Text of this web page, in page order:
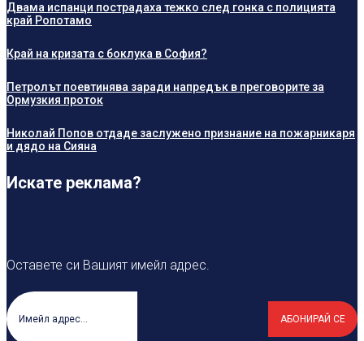
Двама испанци пострадаха тежко след гонка с полицията
край Ропотамо
Край на кризата с боклука в София?
Петролът поевтинява заради напредък в преговорите за
Ормузкия проток
Николай Попов отдаде заслужено признание на пожарникаря
и дядо на Сияна
Искате реклама?
Оставете си Вашият имейл адрес.
АБОНИРАЙ СЕ